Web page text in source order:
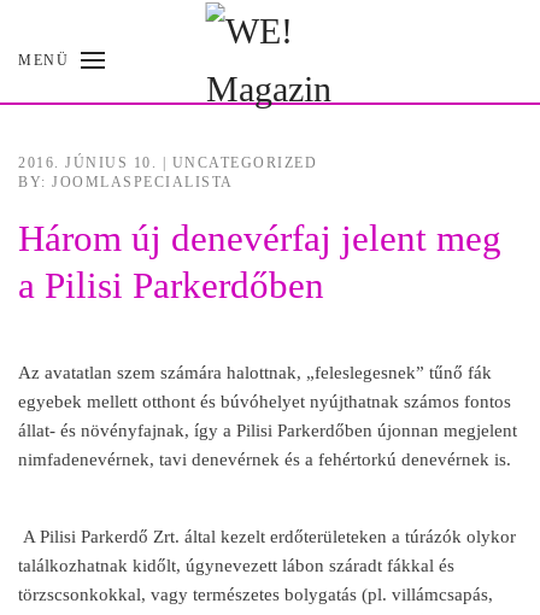
Skip
MENÜ
2016. JÚNIUS 10.
UNCATEGORIZED
BY: JOOMLASPECIALISTA
Három új denevérfaj jelent meg
a Pilisi Parkerdőben
Az avatatlan szem számára halottnak, „feleslegesnek” tűnő fák
egyebek mellett otthont és búvóhelyet nyújthatnak számos fontos
állat- és növényfajnak, így a Pilisi Parkerdőben újonnan megjelent
nimfadenevérnek, tavi denevérnek és a fehértorkú denevérnek is.
A Pilisi Parkerdő Zrt. által kezelt erdőterületeken a túrázók olykor
találkozhatnak kidőlt, úgynevezett lábon száradt fákkal és
törzscsonkokkal, vagy természetes bolygatás (pl. villámcsapás,